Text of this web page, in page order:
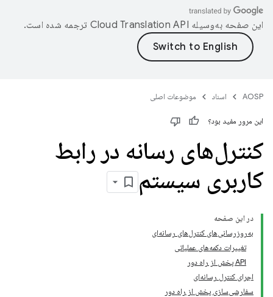
این صفحه به‌وسیله ترجمه شده است.
AOSP اسناد موضوعات اصلی
این مرور مفید بود؟
کنترل‌های رسانه در رابط
کاربری سیستم
در این صفحه
به‌روزرسانی‌های کنترل‌های رسانه‌ای
تغییرات دکمه‌های عملیاتی
API پخش از راه دور
اجرای کنترل رسانه‌ای
سفارشی‌سازی پخش از راه دور